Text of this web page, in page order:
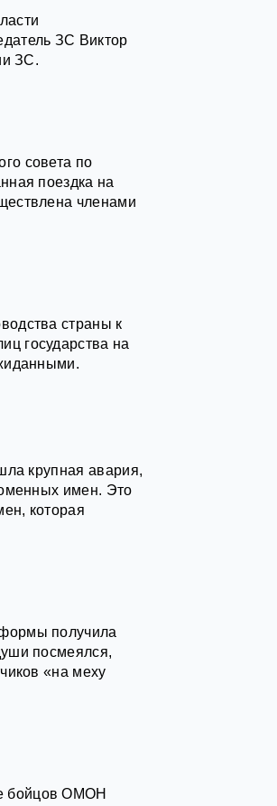
ЗС Виктор
ЗС.
совета по
поездка на
членами
страны к
государства на
крупная авария,
имен. Это
которая
получила
посмеялся,
«на меху
бойцов ОМОН